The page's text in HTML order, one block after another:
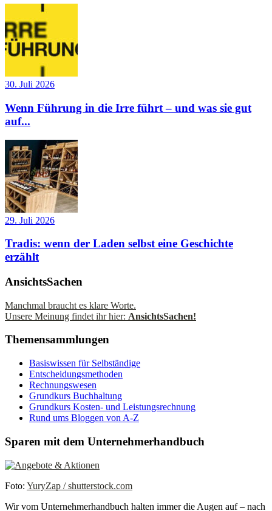
30. Juli 2026
Wenn Führung in die Irre führt – und was sie gut
auf...
29. Juli 2026
Tradis: wenn der Laden selbst eine Geschichte
erzählt
AnsichtsSachen
Manchmal braucht es klare Worte.
Unsere Meinung findet ihr hier: AnsichtsSachen!
Themensammlungen
Basiswissen für Selbständige
Entscheidungsmethoden
Rechnungswesen
Grundkurs Buchhaltung
Grundkurs Kosten- und Leistungsrechnung
Rund ums Bloggen von A-Z
Sparen mit dem Unternehmerhandbuch
Foto: YuryZap / shutterstock.com
Wir vom Unternehmerhandbuch halten immer die Augen auf – nach